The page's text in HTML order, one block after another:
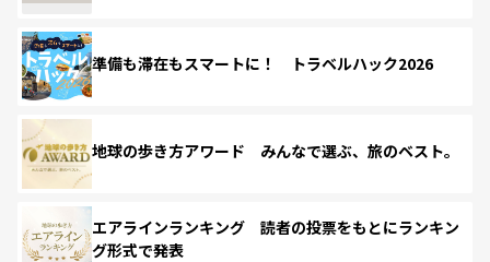
準備も滞在もスマートに！ トラベルハック2026
地球の歩き方アワード みんなで選ぶ、旅のベスト。
エアラインランキング 読者の投票をもとにランキン
グ形式で発表